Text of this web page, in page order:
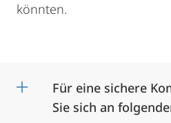
könnten.
Für eine sichere
Sie sich an